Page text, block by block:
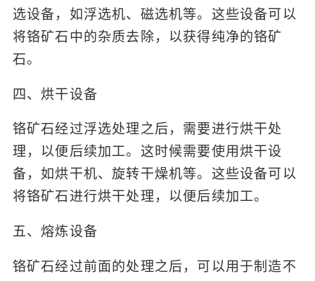
选设备，如浮选机、磁选机等。这些设备可以
将铬矿石中的杂质去除，以获得纯净的铬矿
石。
四、烘干设备
铬矿石经过浮选处理之后，需要进行烘干处
理，以便后续加工。这时候需要使用烘干设
备，如烘干机、旋转干燥机等。这些设备可以
将铬矿石进行烘干处理，以便后续加工。
五、熔炼设备
铬矿石经过前面的处理之后，可以用于制造不